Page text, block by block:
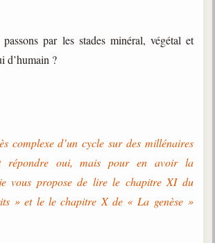
par les stades minéral, végétal et
d’humain ?
complexe d’un cycle sur des millénaires
répondre oui, mais pour en avoir la
vous propose de lire le chapitre XI du
» et le le chapitre X de « La genèse »